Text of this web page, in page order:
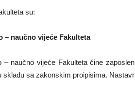
su:
– naučno vijeće Fakulteta
– naučno vijeće Fakulteta čine
skladu sa zakonskim proipisima.